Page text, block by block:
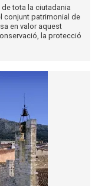
tota la ciutadania
conjunt patrimonial de
en valor aquest
la protecció